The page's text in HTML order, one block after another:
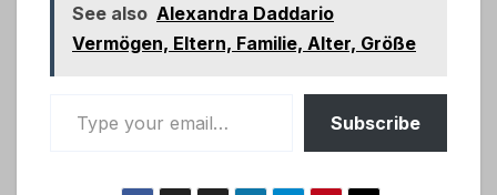
See also Alexandra Daddario
Vermögen, Eltern, Familie, Alter, Größe
Subscribe